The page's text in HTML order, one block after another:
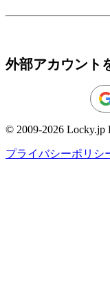
外部アカウント
© 2009-2026 Locky.jp
プライバシーポリシ